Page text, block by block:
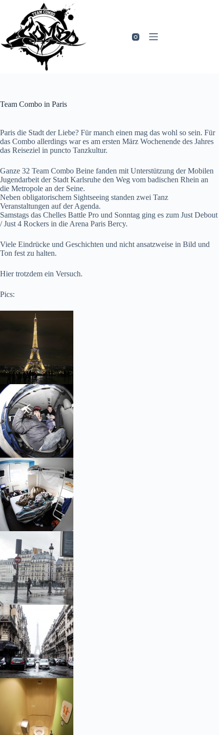
springen
Team Combo in Paris
Paris die Stadt der Liebe? Für manch einen mag das wohl so sein. Für
das Combo allerdings war es am ersten März Wochenende des Jahres
das Reiseziel in puncto Tanzkultur.
Ganze 32 Team Combo Beine fanden mit Unterstützung der Mobilen
Jugendarbeit der Stadt Karlsruhe den Weg vom badischen Rhein an
die Metropole an der Seine.
Neben obligatorischem Sightseeing standen zwei Tanz
Veranstaltungen auf der Agenda.
Samstags das Chelles Battle Pro und Sonntag ging es zum Just Debout
/ Just 4 Rockers in die Arena Paris Bercy.
Viele Eindrücke und Geschichten und nicht ansatzweise in Bild und
Ton fest zu halten.
Hier trotzdem ein Versuch.
Pics: